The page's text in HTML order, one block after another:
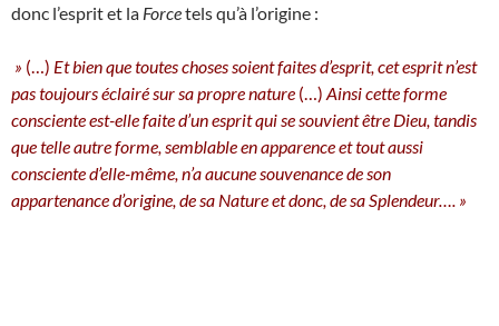
donc l’esprit et la Forcetels qu’à l’origine :
» (…) Et bien que toutes choses soient faites d’esprit, cet esprit n’est
pas toujours éclairé sur sa propre nature (…) Ainsi cette forme
consciente est-elle faite d’un esprit qui se souvient être Dieu, tandis
que telle autre forme, semblable en apparence et tout aussi
consciente d’elle-même, n’a aucune souvenance de son
appartenance d’origine, de sa Nature et donc, de sa Splendeur…. »